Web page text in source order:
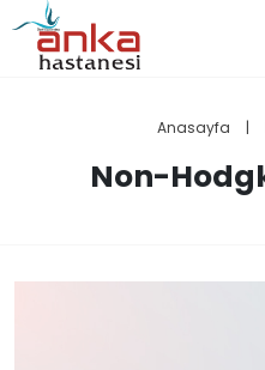
Anasayfa |
Non-